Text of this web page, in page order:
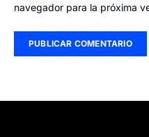
navegador para la próxima